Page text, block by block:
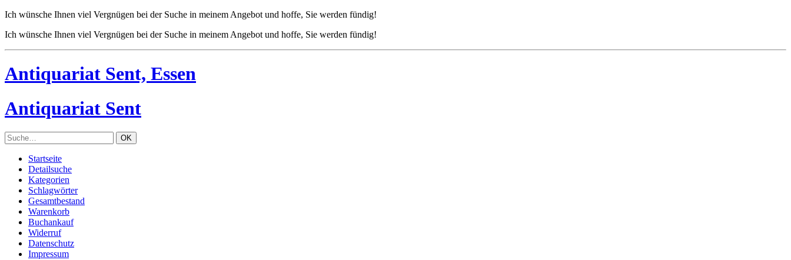
Ich wünsche Ihnen viel Vergnügen bei der Suche in meinem Angebot und hoffe, Sie werden fündig!
Ich wünsche Ihnen viel Vergnügen bei der Suche in meinem Angebot und hoffe, Sie werden fündig!
Antiquariat Sent, Essen
Antiquariat Sent
Startseite
Detailsuche
Kategorien
Schlagwörter
Gesamtbestand
Warenkorb
Buchankauf
Widerruf
Datenschutz
Impressum